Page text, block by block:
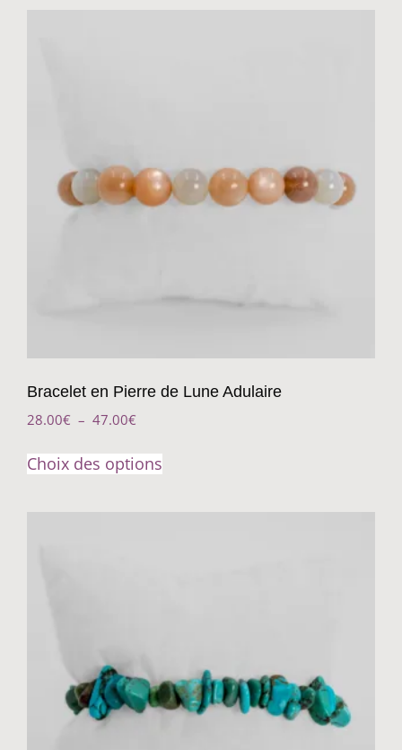
Bracelet en Pierre de Lune Adulaire
28.00€ – 47.00€
Choix des options